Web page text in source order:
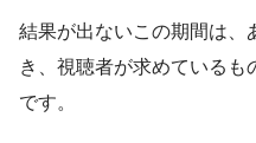
結果が出ないこの期間は、
き、視聴者が求めているも
です。